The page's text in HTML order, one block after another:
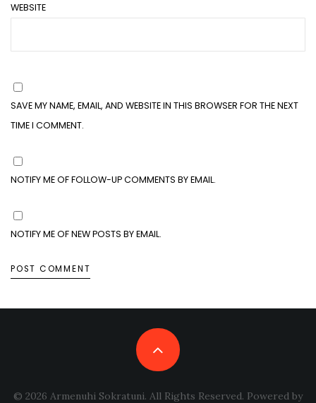
WEBSITE
SAVE MY NAME, EMAIL, AND WEBSITE IN THIS BROWSER FOR THE NEXT
TIME I COMMENT.
NOTIFY ME OF FOLLOW-UP COMMENTS BY EMAIL.
NOTIFY ME OF NEW POSTS BY EMAIL.
© 2026 Armenuhi Sokratuni. All Rights Reserved. Powered by